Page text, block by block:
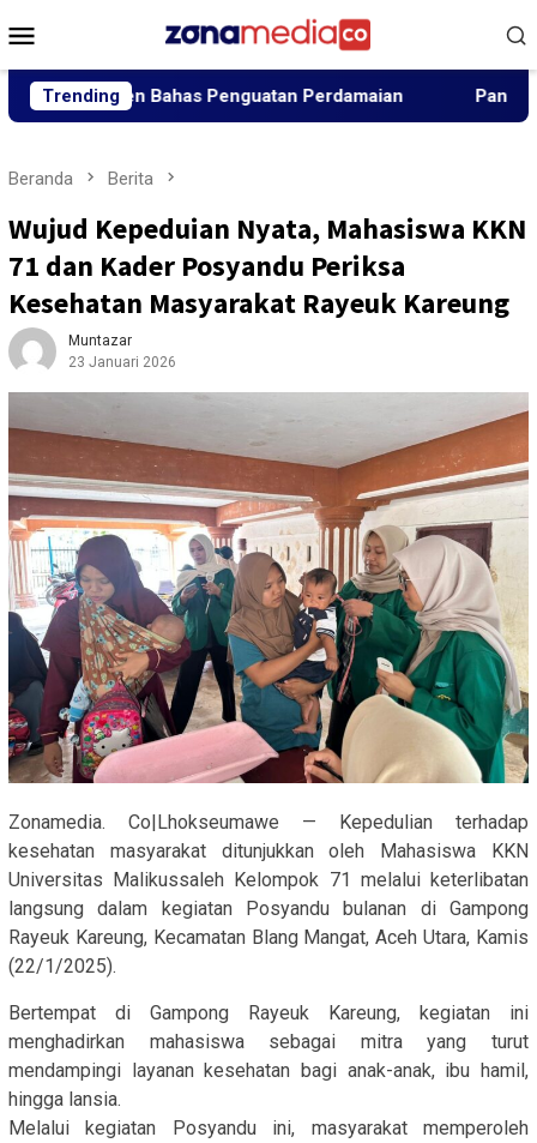
ke
Mobile
Trending
Bahas Penguatan Perdamaian Panglima Jhony
Beranda Berita
Wujud Kepeduian Nyata, Mahasiswa KKN
71 dan Kader Posyandu Periksa
Kesehatan Masyarakat Rayeuk Kareung
Muntazar
23 Januari 2026
Zonamedia. Co|Lhokseumawe — Kepedulian terhadap
kesehatan masyarakat ditunjukkan oleh Mahasiswa KKN
Universitas Malikussaleh Kelompok 71 melalui keterlibatan
langsung dalam kegiatan Posyandu bulanan di Gampong
Rayeuk Kareung, Kecamatan Blang Mangat, Aceh Utara, Kamis
(22/1/2025).
Bertempat di Gampong Rayeuk Kareung, kegiatan ini
menghadirkan mahasiswa sebagai mitra yang turut
mendampingi layanan kesehatan bagi anak-anak, ibu hamil,
hingga lansia.
Melalui kegiatan Posyandu ini, masyarakat memperoleh